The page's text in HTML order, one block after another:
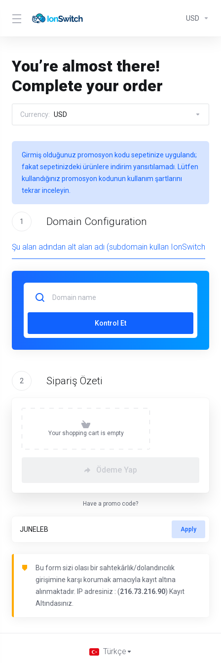
USD
You’re almost there!
Complete your order
Currency: USD
Girmiş olduğunuz promosyon kodu sepetinize uygulandı;
fakat sepetinizdeki ürünlere indirim yansıtılamadı. Lütfen
kullandığınız promosyon kodunun kullanım şartlarını
tekrar inceleyin.
1 Domain Configuration
Şu alan adından alt alan adı (subdomain kullan IonSwitch
Kontrol Et
2 Sipariş Özeti
Your shopping cart is empty
Ödeme Yap
Have a promo code?
Apply
Bu form sizi olası bir sahtekârlık/dolandırıcılık
girişimine karşı korumak amacıyla kayıt altına
alınmaktadır. IP adresiniz : (216.73.216.90) Kayıt
Altındasınız.
Türkçe